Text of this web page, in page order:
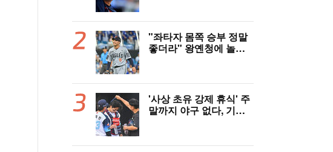
판
"좌타자 몸쪽 승부 정말
좋더라" 왕옌청에 놀란
위 좋아지고 안정감 생겼
다" [오!쎈 대구]
'사상 초유 강제 휴식' 주
말까지 야구 없다, 기록
시 개시 [공식발표]